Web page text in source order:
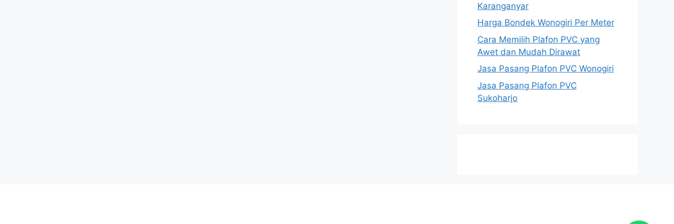
Karanganyar
Harga Bondek Wonogiri Per Meter
Cara Memilih Plafon PVC yang
Awet dan Mudah Dirawat
Jasa Pasang Plafon PVC Wonogiri
Jasa Pasang Plafon PVC
Sukoharjo